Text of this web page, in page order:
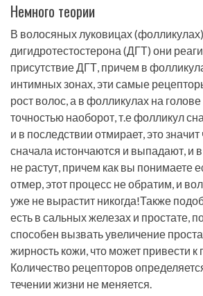
Немного теории
В волосяных луковицах
дигидротестостерона (ДГТ) они
присутствие ДГТ, причем в
интимных зонах, эти самые
рост волос, а в фолликулах на
точностью наоборот, т.е фолликул
и в последствии отмирает, это
сначала истончаются и выпадают, и
не растут, причем как вы понимаете
отмер, этот процесс не обратим, и
уже не вырастит никогда!Также
есть в сальных железах и простате,
способен вызвать увеличение
жирность кожи, что может привести
Количество рецепторов
течении жизни не меняется.